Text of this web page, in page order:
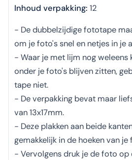
Inhoud verpakking: 12
- De dubbelzijdige fototape
om je foto's snel en netjes in je
- Waar je met lijm nog
onder je foto's blijven zitten,
tape niet.
- De verpakking bevat maar
van 13x17mm.
- Deze plakken aan beide
gemakkelijk in de hoeken van je
- Vervolgens druk je de foto op